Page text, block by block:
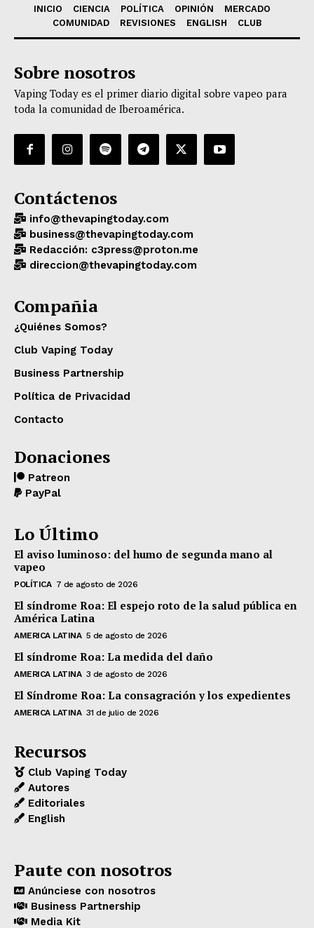
INICIO CIENCIA POLÍTICA OPINIÓN
MERCADO
COMUNIDAD
REVISIONES ENGLISH CLUB
Sobre nosotros
Vaping Today es el primer diario digital sobre vapeo para
toda la comunidad de Iberoamérica.
Contáctenos
info@thevapingtoday.com
business@thevapingtoday.com
Redacción: c3press@proton.me
direccion@thevapingtoday.com
Compañia
¿Quiénes Somos?
Club Vaping Today
Business Partnership
Política de Privacidad
Contacto
Donaciones
Patreon
PayPal
Lo Último
El aviso luminoso: del humo de segunda mano al
vapeo
POLÍTICA 7 de agosto de 2026
El síndrome Roa: El espejo roto de la salud pública en
América Latina
AMERICA LATINA 5 de agosto de 2026
El síndrome Roa: La medida del daño
AMERICA LATINA 3 de agosto de 2026
El Síndrome Roa: La consagración y los expedientes
AMERICA LATINA 31 de julio de 2026
Recursos
Club Vaping Today
Autores
Editoriales
English
Paute con nosotros
Anúnciese con nosotros
Business Partnership
Media Kit